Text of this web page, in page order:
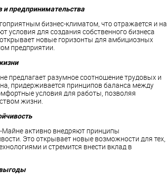
и предпринимательства
бизнес-климатом, что отражается и на
условия для создания собственного бизнеса
новые горизонты для амбициозных
предприятии.
предлагает разумное соотношение трудовых и
придерживается принципов баланса между
условия для работы, позволяя
жизни.
активно внедряют принципы
Это открывает новые возможности для тех,
и стремится внести вклад в